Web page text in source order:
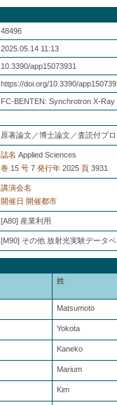
48496
2025.05.14 11:13
10.3390/app15073931
https://doi.org/10.3390/
FC-BENTEN: Synchrotron X-
原著論文／博士論文／査読付プ
誌名 Applied Sciences
巻 15 号 7 発行年 2025 頁 3931
講演会名
開催日 開催都市
[A80] 産業利用
[M90] その他 放射光実験データ
姓
Matsumoto
Yokota
Kaneko
Marium
Kim